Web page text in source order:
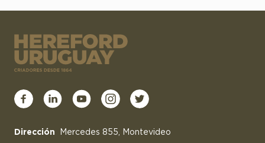
Dirección Mercedes 855, Montevideo